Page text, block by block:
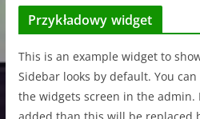
Przykładowy widget
This is an example widget to
Sidebar looks by default. You
the widgets screen in the admin.